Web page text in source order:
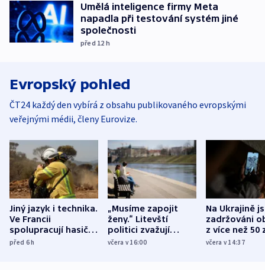
Umělá inteligence firmy Meta
napadla při testování systém jiné
společnosti
před 12 h
Evropský pohled
ČT24 každý den vybírá z obsahu publikovaného evropskými
veřejnými médii, členy Eurovize.
Jiný jazyk i technika.
Ve Francii
spolupracují hasiči z
různých zemí
před 6h
„Musíme zapojit
ženy.“ Litevští
politici zvažují
dohodu o
včera v 16:00
Na Ukrajině
zadržováni
z více než 50
Bojovali na
včera v 14:37